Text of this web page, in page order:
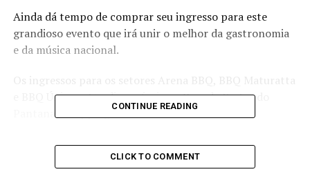
Ainda dá tempo de comprar seu ingresso para este
grandioso evento que irá unir o melhor da gastronomia
e da música nacional.
e BBQ Único estão disponíveis na Casa de Festas do
Pantanal Shopping e na Casa de Festas do Salão
Para quem deseja comprar seus ingressos online, o
CONTINUE READING
CLICK TO COMMENT